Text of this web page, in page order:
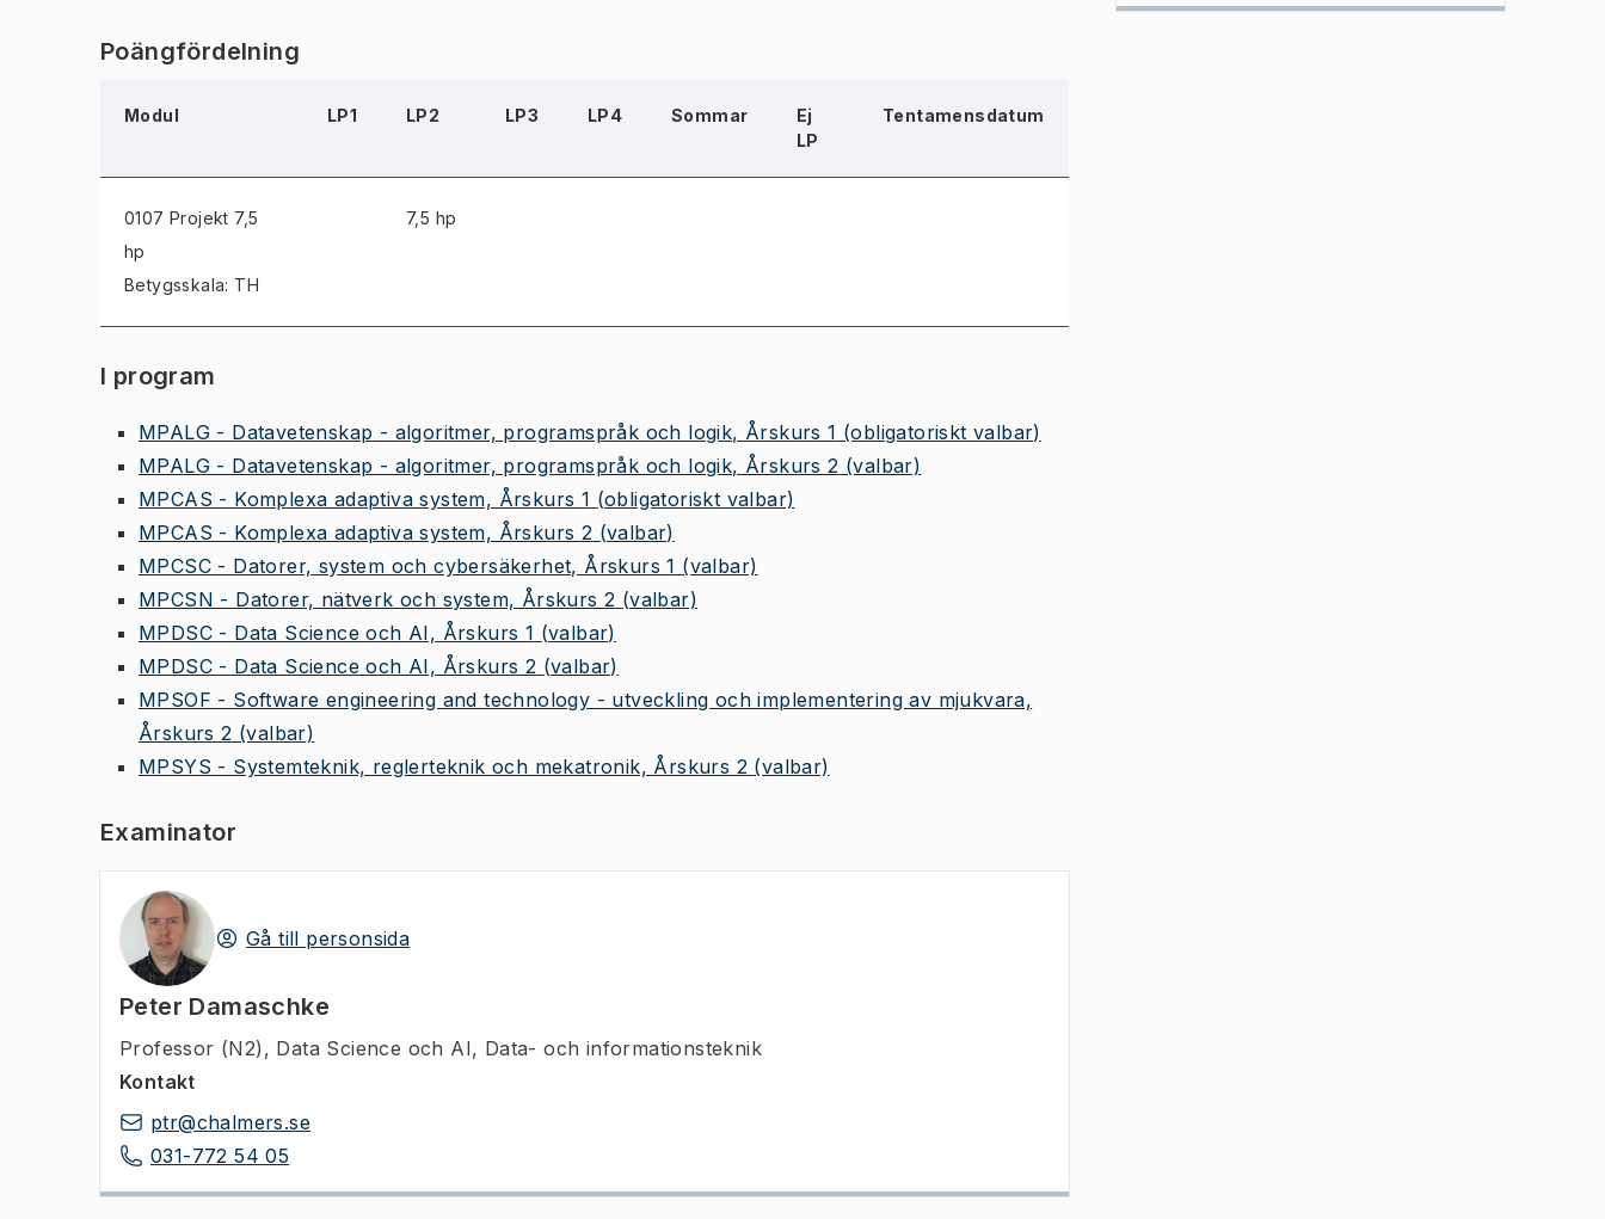
Poängfördelning
Modul LP1 LP2 LP3 LP4 Sommar
Ej
LP
Tentamensdatum
0107 Projekt 7,5
hp
Betygsskala: TH
7,5 hp
I program
MPALG - Datavetenskap - algoritmer, programspråk och logik, Årskurs 1 (obligatoriskt valbar)
MPALG - Datavetenskap - algoritmer, programspråk och logik, Årskurs 2 (valbar)
MPCAS - Komplexa adaptiva system, Årskurs 1 (obligatoriskt valbar)
MPCAS - Komplexa adaptiva system, Årskurs 2 (valbar)
MPCSC - Datorer, system och cybersäkerhet, Årskurs 1 (valbar)
MPCSN - Datorer, nätverk och system, Årskurs 2 (valbar)
MPDSC - Data Science och AI, Årskurs 1 (valbar)
MPDSC - Data Science och AI, Årskurs 2 (valbar)
MPSOF - Software engineering and technology - utveckling och implementering av mjukvara,
Årskurs 2 (valbar)
MPSYS - Systemteknik, reglerteknik och mekatronik, Årskurs 2 (valbar)
Examinator
Gå till personsida
Peter Damaschke
Professor (N2) , Data Science och AI, Data- och informationsteknik
Kontakt
ptr@chalmers.se
031-772 54 05